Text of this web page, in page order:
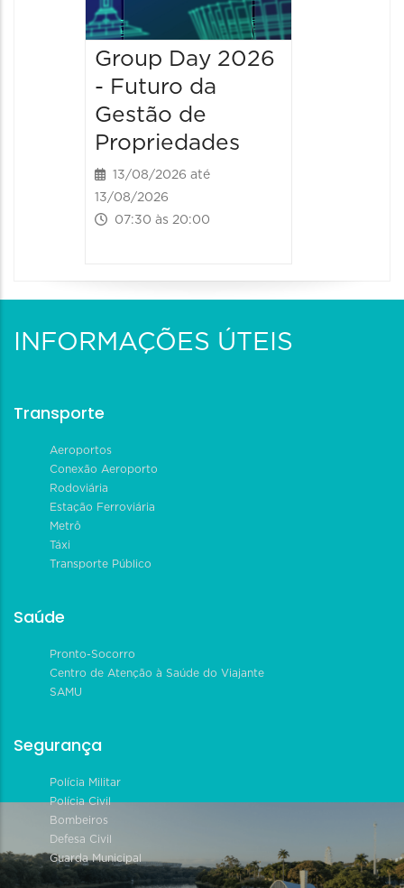
Group Day 2026
- Futuro da
Gestão de
Propriedades
13/08/2026 até
13/08/2026
07:30 às 20:00
INFORMAÇÕES ÚTEIS
Transporte
Aeroportos
Conexão Aeroporto
Rodoviária
Estação Ferroviária
Metrô
Táxi
Transporte Público
Saúde
Pronto-Socorro
Centro de Atenção à Saúde do Viajante
SAMU
Segurança
Polícia Militar
Polícia Civil
Bombeiros
Defesa Civil
Guarda Municipal